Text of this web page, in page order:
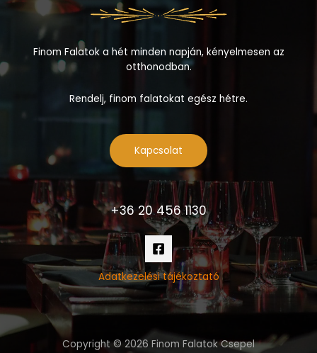
Finom Falatok a hét minden napján, kényelmesen az
otthonodban.
Rendelj, finom falatokat egész hétre.
Kapcsolat
+36 20 456 1130
Adatkezelési tájékoztató
Copyright © 2026 Finom Falatok Csepel